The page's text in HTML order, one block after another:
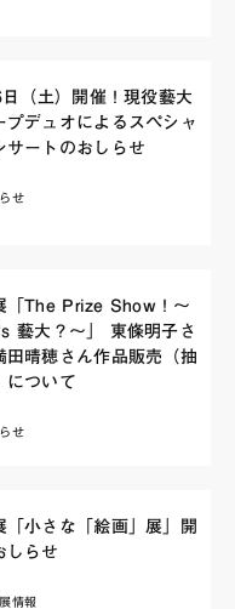
（土）開催！現役藝大
プデュオによるスペシャ
サートのおしらせ
せ
「The Prize Show！～
藝大？～」 東條明子さ
田晴穂さん作品販売（抽
について
せ
「小さな「絵画」展」開
しらせ
情報